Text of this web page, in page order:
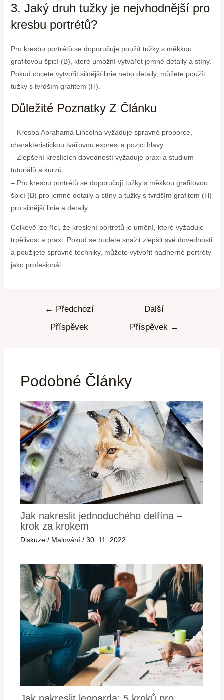
3. Jaký druh tužky je nejvhodnější pro
kresbu portrétů?
Pro kresbu portrétů se doporučuje použít tužky s měkkou
grafitovou špicí (B), které umožní vytvářet jemné detaily a stíny.
Pokud chcete vytvořit silnější linie nebo detaily, můžete použít
tužky s tvrdším grafitem (H).
Důležité Poznatky Z Článku
– Kresba Abrahama Lincolna vyžaduje správné proporce,
charakteristickou tvářovou expresi a pozici hlavy.
– Zlepšení kreslících dovedností vyžaduje praxi a studium
tutoriálů a kurzů.
– Pro kresbu portrétů se doporučují tužky s měkkou grafitovou
špicí (B) pro jemné detaily a stíny a tužky s tvrdším grafitem (H)
pro silnější linie a detaily.
Celkově lze říci, že kreslení portrétů je umění, které vyžaduje
trpělivost a praxi. Pokud se budete snažit zlepšit své dovednosti
a použijete správné techniky, můžete vytvořit nádherné portréty
jako profesionál.
← Předchozí
Příspěvek
Další
Příspěvek →
Podobné Články
Jak nakreslit jednoduchého delfína –
krok za krokem
Diskuze / Malování /30. 11. 2022